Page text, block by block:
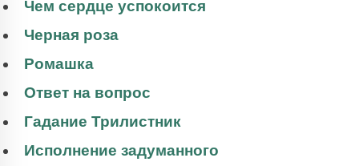
Чем сердце успокоится
Черная роза
Ромашка
Ответ на вопрос
Гадание Трилистник
Исполнение задуманного